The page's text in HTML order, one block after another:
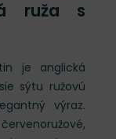
ruža s
je anglická
sýtu ružovú
výraz.